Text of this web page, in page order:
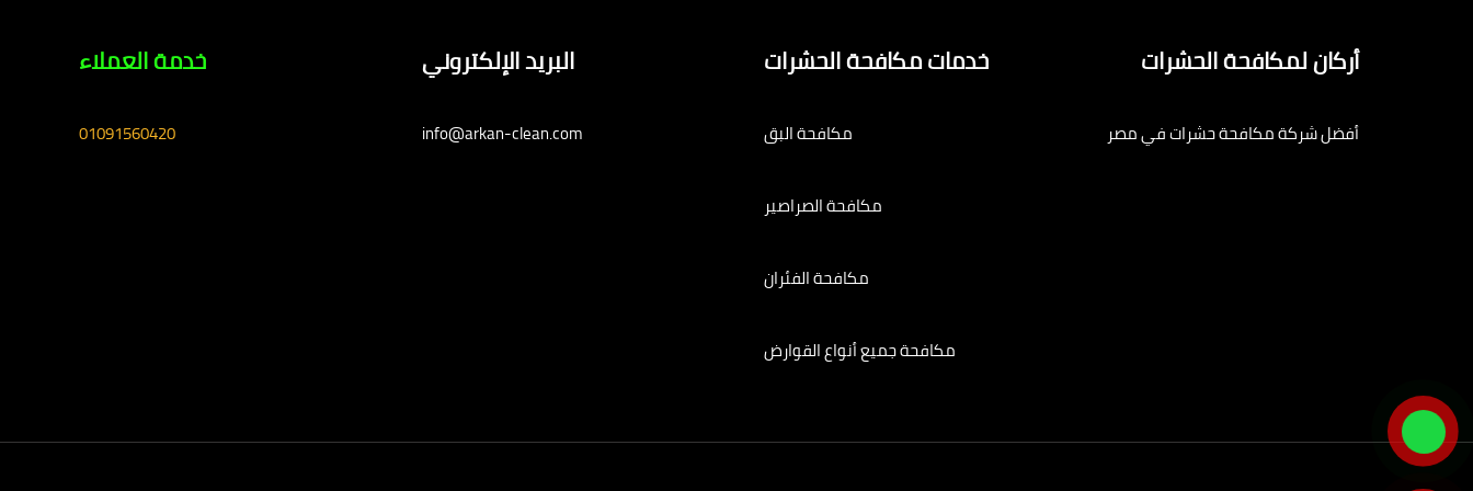
أركان لمكافحة الحشرات
أفضل شركة مكافحة حشرات في مصر
خدمات مكافحة الحشرات
مكافحة البق
مكافحة الصراصير
مكافحة الفئران
مكافحة جميع أنواع القوارض
البريد الإلكتروني
info@arkan-clean.com
خدمة العملاء
01091560420